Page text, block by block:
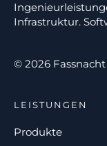
Infrastruktur.
© 2026
LEISTUNGEN
Produkte